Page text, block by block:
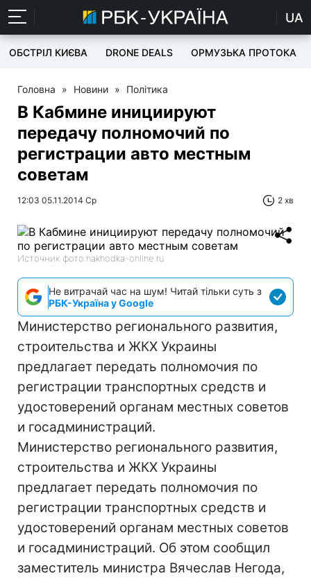
UA
ОБСТРІЛ КИЄВА DRONE DEALS ОРМУЗЬКА ПРОТОКА
Головна » Новини » Політика
В Кабмине инициируют
передачу полномочий по
регистрации авто местным
советам
12:03 05.11.2014 Ср 2 хв
Источник фото:nakhodka-online.ru
Не витрачай час на шум! Читай тільки суть з
РБК-Україна у Google
Министерство регионального развития,
строительства и ЖКХ Украины
предлагает передать полномочия по
регистрации транспортных средств и
удостоверений органам местных советов
и госадминистраций.
Министерство регионального развития,
строительства и ЖКХ Украины
предлагает передать полномочия по
регистрации транспортных средств и
удостоверений органам местных советов
и госадминистраций. Об этом сообщил
заместитель министра Вячеслав Негода,